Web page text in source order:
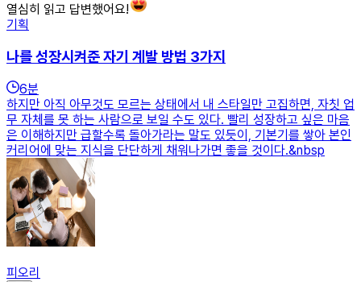
열심히 읽고 답변했어요!
기획
나를 성장시켜준 자기 계발 방법 3가지
6분
하지만 아직 아무것도 모르는 상태에서 내 스타일만 고집하면, 자칫 업
무 자체를 못 하는 사람으로 보일 수도 있다. 빨리 성장하고 싶은 마음
은 이해하지만 급할수록 돌아가라는 말도 있듯이, 기본기를 쌓아 본인
커리어에 맞는 지식을 단단하게 채워나가면 좋을 것이다.&nbsp
피오리